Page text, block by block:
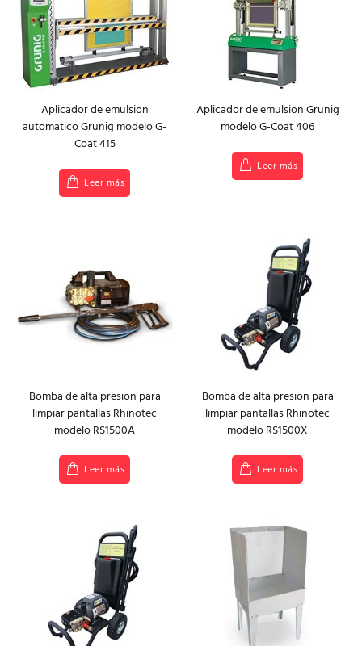
Aplicador de emulsion
automatico Grunig modelo G-
Coat 415
Leer más
Aplicador de emulsion Grunig
modelo G-Coat 406
Leer más
Bomba de alta presion para
limpiar pantallas Rhinotec
modelo RS1500A
Leer más
Bomba de alta presion para
limpiar pantallas Rhinotec
modelo RS1500X
Leer más